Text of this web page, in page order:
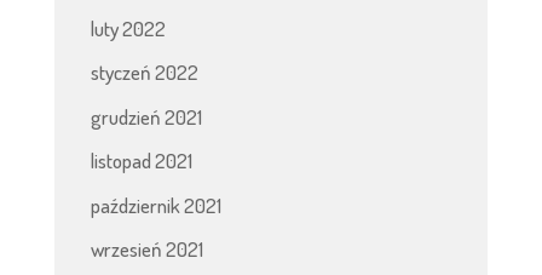
luty 2022
styczeń 2022
grudzień 2021
listopad 2021
październik 2021
wrzesień 2021